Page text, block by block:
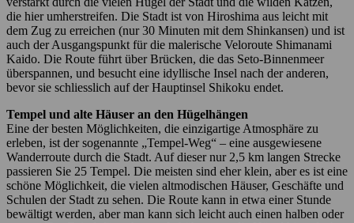
die hier umherstreifen. Die Stadt ist von Hiroshima aus leicht mit
dem Zug zu erreichen (nur 30 Minuten mit dem Shinkansen) und ist
auch der Ausgangspunkt für die malerische Veloroute Shimanami
Kaido. Die Route führt über Brücken, die das Seto-Binnenmeer
überspannen, und besucht eine idyllische Insel nach der anderen,
bevor sie schliesslich auf der Hauptinsel Shikoku endet.
Tempel und alte Häuser an den Hügelhängen
Eine der besten Möglichkeiten, die einzigartige Atmosphäre zu
erleben, ist der sogenannte „Tempel-Weg“ – eine ausgewiesene
Wanderroute durch die Stadt. Auf dieser nur 2,5 km langen Strecke
passieren Sie 25 Tempel. Die meisten sind eher klein, aber es ist eine
schöne Möglichkeit, die vielen altmodischen Häuser, Geschäfte und
Schulen der Stadt zu sehen. Die Route kann in etwa einer Stunde
bewältigt werden, aber man kann sich leicht auch einen halben oder